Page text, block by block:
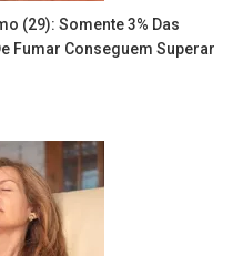
(29): Somente 3% Das
Fumar Conseguem Superar